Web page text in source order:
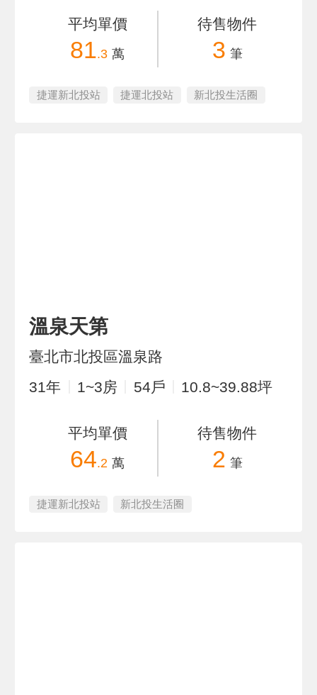
平均單價
81.3 萬
待售物件
3 筆
捷運新北投站 捷運北投站 新北投生活圈
溫泉天第
臺北市北投區溫泉路
31年 1~3房 54戶 10.8~39.88坪
平均單價
64.2 萬
待售物件
2 筆
捷運新北投站 新北投生活圈